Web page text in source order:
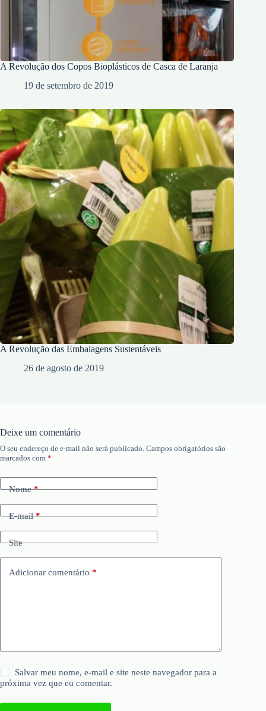
A Revolução dos Copos Bioplásticos de Casca de Laranja
19 de setembro de 2019
A Revolução das Embalagens Sustentáveis
26 de agosto de 2019
Deixe um comentário
O seu endereço de e-mail não será publicado. Campos obrigatórios são
marcados com *
Nome*
E-mail*
Site
Adicionar comentário *
Salvar meu nome, e-mail e site neste navegador para a
próxima vez que eu comentar.